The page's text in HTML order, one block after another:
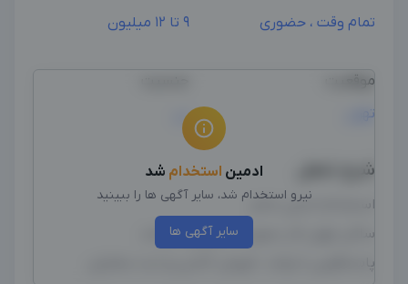
تمام وقت ، حضوری
9 تا 12 میلیون
موقعیت
تهران
زن
شرح شغل
استخدام ادمین خانم
ساکن تهران کار بصورت حضوری میباشد
پاسخگویی دایرکت ، فروش آنلاین و ثبت سفارش
ادمین استخدام شد
نیرو استخدام شد، سایر آگهی ها را ببینید
سایر آگهی ها